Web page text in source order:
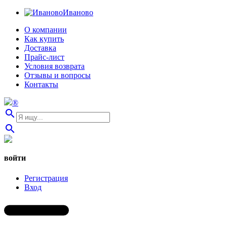
Иваново
О компании
Как купить
Доставка
Прайс-лист
Условия возврата
Отзывы и вопросы
Контакты
®
search
search
войти
Регистрация
Вход